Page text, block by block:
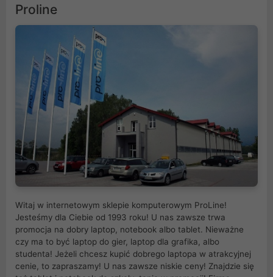
Proline
Witaj w internetowym sklepie komputerowym ProLine!
Jesteśmy dla Ciebie od 1993 roku! U nas zawsze trwa
promocja na dobry laptop, notebook albo tablet. Nieważne
czy ma to być laptop do gier, laptop dla grafika, albo
studenta! Jeżeli chcesz kupić dobrego laptopa w atrakcyjnej
cenie, to zapraszamy! U nas zawsze niskie ceny! Znajdzie się